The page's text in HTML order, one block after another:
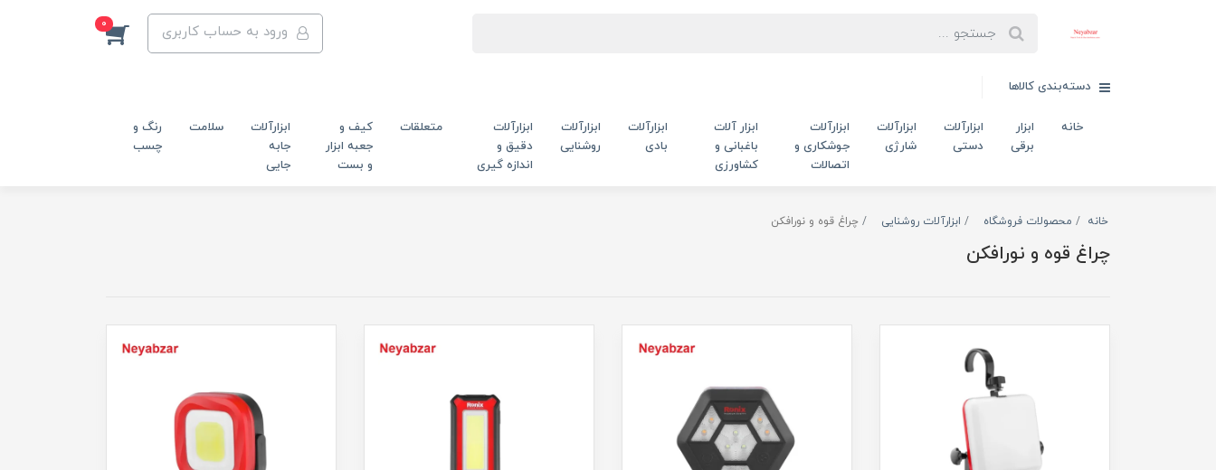
ورود به حساب کاربری 0
دسته‌بندی کالاها
خانه
ابزار
برقی
ابزارآلات
دستی
ابزارآلات
شارژی
ابزارآلات
جوشکاری و
اتصالات
ابزار آلات
باغبانی و
کشاورزی
ابزارآلات
بادی
ابزارآلات
روشنایی
ابزارآلات
دقیق و
اندازه گیری
متعلقات
کیف و
جعبه ابزار
و بست
ابزارآلات
جابه
جایی
سلامت
رنگ و
چسب
خانه محصولات فروشگاه ابزارآلات روشنایی چراغ قوه و نورافکن
چراغ قوه و نورافکن